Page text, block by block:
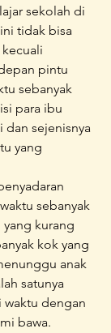
sekolah di
tidak bisa
pintu
sebanyak
para ibu
dan sejenisnya
yang
sebanyak
kurang
kok yang
anak
satunya
waktu dengan
bawa.